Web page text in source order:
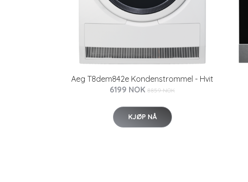
Aeg T8dem842e Kondenstrommel - Hvit
6199 NOK 8859 NOK
KJØP NÅ